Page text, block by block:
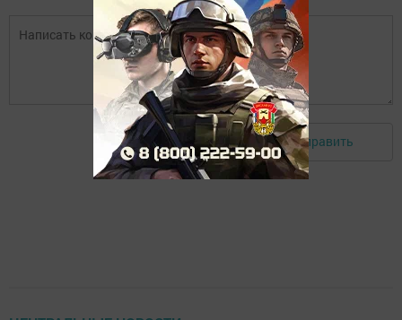
Авторизоваться Отправить